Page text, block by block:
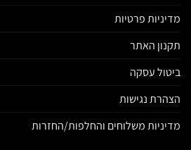
מדיניות פרטיות
תקנון האתר
ביטול עסקה
הצהרת נגישות
מדיניות משלוחים והחלפות/החזרות